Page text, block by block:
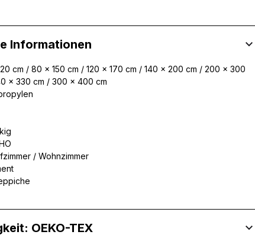
Informationen
cm / 80 x 150 cm / 120 x 170 cm / 140 x 200 cm / 200 x 300
x 330 cm / 300 x 400 cm
/ Wohnzimmer
OEKO-TEX